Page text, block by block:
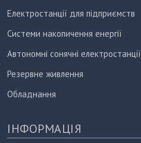
Електростанції для підприємств
Системи накопичення енергії
Автономні сонячні електростанції
Резервне живлення
Обладнання
ІНФОРМАЦІЯ